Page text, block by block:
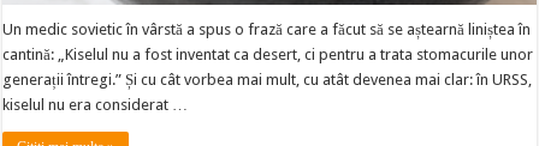
Un medic sovietic în vârstă a spus o frază care a făcut să se aștearnă liniștea în
cantină: „Kiselul nu a fost inventat ca desert, ci pentru a trata stomacurile unor
generații întregi.” Și cu cât vorbea mai mult, cu atât devenea mai clar: în URSS,
kiselul nu era considerat …